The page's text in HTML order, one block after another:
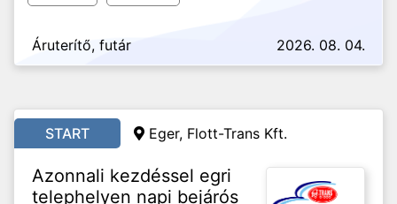
Áruterítő, futár 2026. 08. 04.
START Eger, Flott-Trans Kft.
Azonnali kezdéssel egri
telephelyen napi bejárós